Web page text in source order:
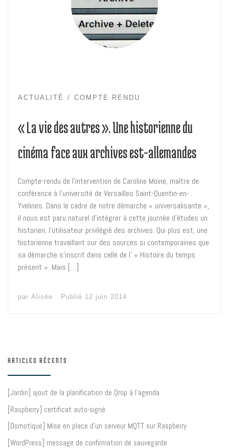
ACTUALITÉ COMPTE RENDU
« La vie des autres ». Une historienne du
cinéma face aux archives est-allemandes
Compte-rendu de l’intervention de Caroline Moine, maître de
conférence à l’université de Versailles Saint-Quentin-en-
Yvelines. Dans le cadre de notre démarche « universalisante »,
il nous est paru naturel d’intégrer à cette journée d’études un
historien, l’utilisateur privilégié des archives. Qui plus est, une
historienne travaillant sur des sources si contemporaines que
sa démarche s’inscrit dans celle de l’ « Histoire du temps
présent ». Mais […]
par Alisée Publié 12 juin 2014
ARTICLES RÉCENTS
[Jardin] ajout de la planification de Qrop à l’agenda
[Raspberry] certificat auto-signé
[Domotique] Mise en place d’un serveur MQTT sur Raspberry
[WordPress] message de confirmation de sauvegarde